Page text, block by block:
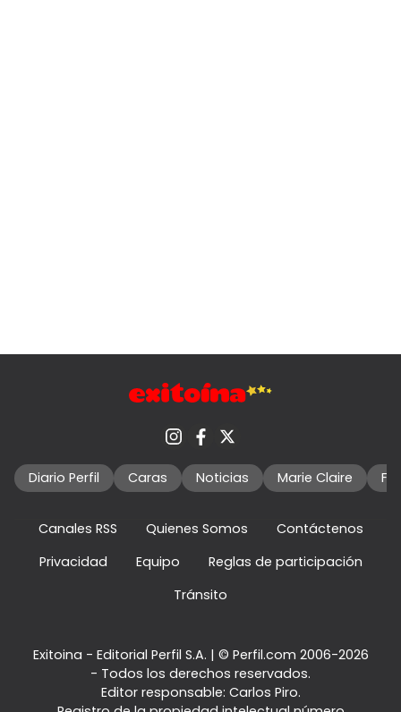
Diario Perfil Caras Noticias Marie Claire
Canales RSS Quienes Somos
Contáctenos
Privacidad
Equipo
Reglas de participación
Tránsito
Exitoina - Editorial Perfil S.A. | © Perfil.com 2006-2026
- Todos los derechos reservados.
Editor responsable: Carlos Piro.